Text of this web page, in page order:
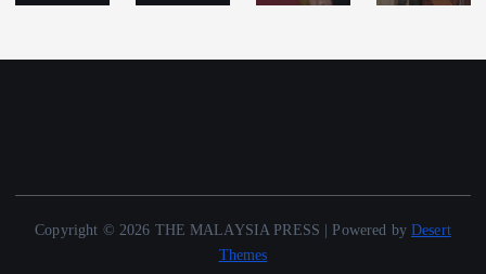
Copyright © 2026 THE MALAYSIA PRESS | Powered byDesert
Themes